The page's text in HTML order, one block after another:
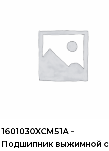
1601030XCM51A -
Подшипник выжимной с